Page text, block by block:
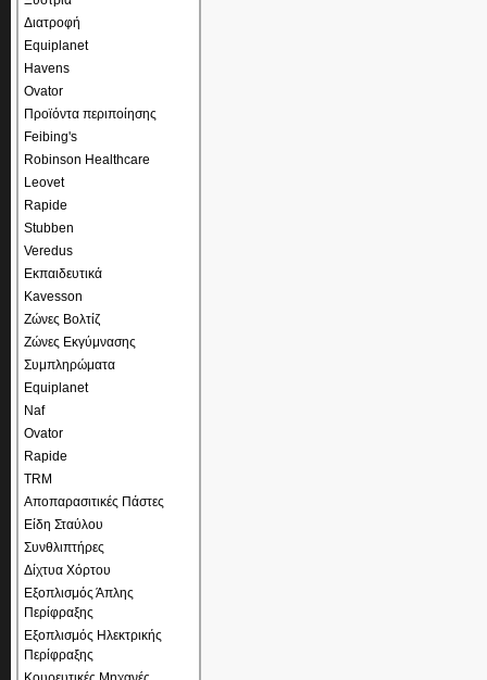
Διατροφή
Equiplanet
Havens
Ovator
Προϊόντα περιποίησης
Feibing's
Robinson Healthcare
Leovet
Rapide
Stubben
Veredus
Εκπαιδευτικά
Kavesson
Ζώνες Βολτίζ
Ζώνες Εκγύμνασης
Συμπληρώματα
Equiplanet
Naf
Ovator
Rapide
TRM
Αποπαρασιτικές Πάστες
Είδη Σταύλου
Συνθλιπτήρες
Δίχτυα Χόρτου
Εξοπλισμός Άπλης
Περίφραξης
Εξοπλισμός Ηλεκτρικής
Περίφραξης